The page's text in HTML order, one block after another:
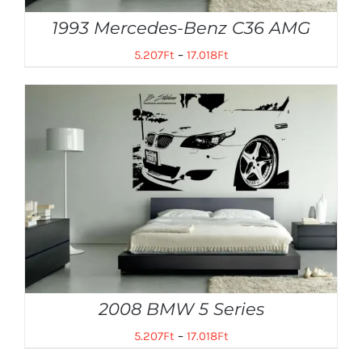
1993 Mercedes-Benz C36 AMG
5.207Ft – 17.018Ft
2008 BMW 5 Series
5.207Ft– 17.018Ft